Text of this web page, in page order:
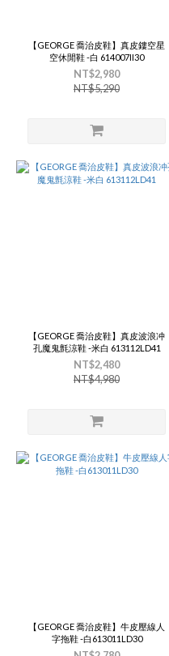
【GEORGE 喬治皮鞋】真皮鏤空星
空休閒鞋 -白 614007II30
NT$2,980
NT$5,290
【GEORGE 喬治皮鞋】真皮波浪冲
孔魔鬼氈涼鞋 -米白 613112LD41
NT$2,480
NT$4,980
【GEORGE 喬治皮鞋】牛皮壓線人
字拖鞋 -白613011LD30